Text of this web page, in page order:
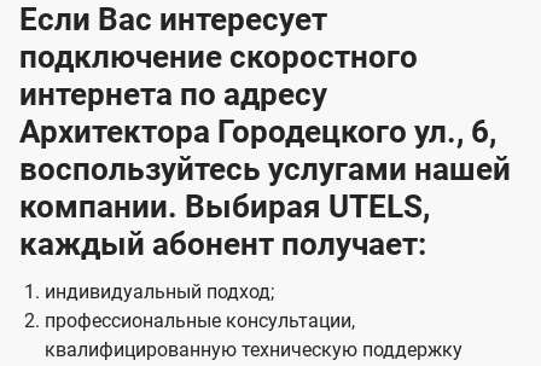
Если Вас интересует
подключение скоростного
интернета по адресу
Архитектора Городецкого ул., 6,
воспользуйтесь услугами нашей
компании. Выбирая UTELS,
каждый абонент получает:
индивидуальный подход;
профессиональные консультации,
квалифицированную техническую поддержку